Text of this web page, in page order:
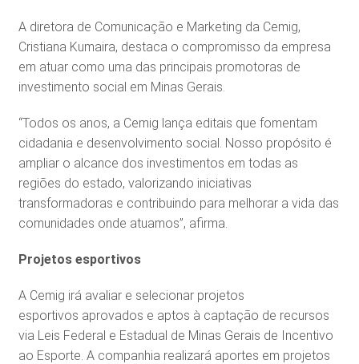
A diretora de Comunicação e Marketing da Cemig,
Cristiana Kumaira, destaca o compromisso da empresa
em atuar como uma das principais promotoras de
investimento social em Minas Gerais.
“Todos os anos, a Cemig lança editais que fomentam
cidadania e desenvolvimento social. Nosso propósito é
ampliar o alcance dos investimentos em todas as
regiões do estado, valorizando iniciativas
transformadoras e contribuindo para melhorar a vida das
comunidades onde atuamos”, afirma.
Projetos esportivos
A Cemig irá avaliar e selecionar projetos
esportivos aprovados e aptos à captação de recursos
via Leis Federal e Estadual de Minas Gerais de Incentivo
ao Esporte. A companhia realizará aportes em projetos